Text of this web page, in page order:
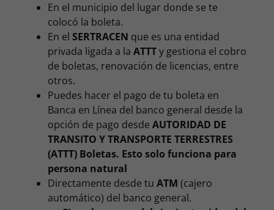
En el municipio del lugar donde se te
colocó la boleta.
En el SERTRACEN que es una entidad
privada ligada a la ATTTy gestiona el cobro
de boletas, renovación de licencias, entre
otros.
Puedes hacer el pago de tu boleta en
Banca en Línea del banco general desde la
opción de pago desde AUTORIDAD DE
TRANSITO Y TRANSPORTE TERRESTRES
(ATTT) Boletas. Esto solo funciona para
persona natural
Directamente desde tu ATM (cajero
automático) del banco general.